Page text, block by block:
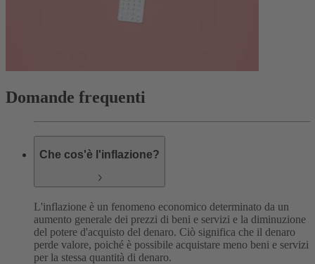
Domande frequenti
Che cos'è l'inflazione?
L'inflazione è un fenomeno economico determinato da un
aumento generale dei prezzi di beni e servizi e la diminuzione
del potere d'acquisto del denaro. Ciò significa che il denaro
perde valore, poiché è possibile acquistare meno beni e servizi
per la stessa quantità di denaro.